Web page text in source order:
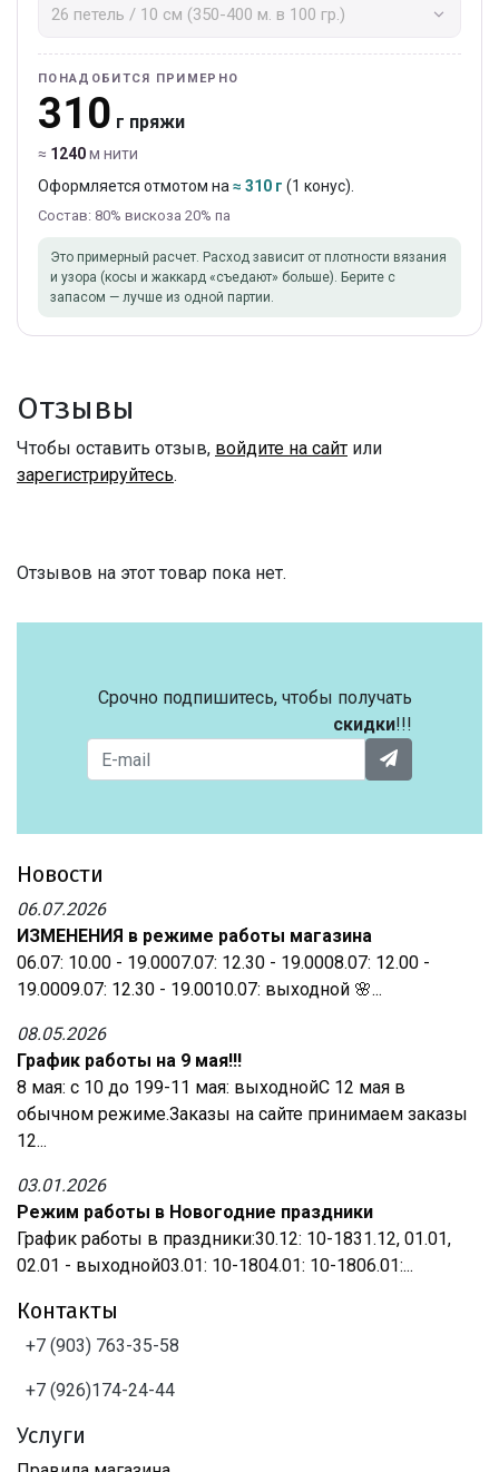
ПОНАДОБИТСЯ ПРИМЕРНО
310 г пряжи
≈ 1240м нити
Оформляется отмотом на≈ 310 г (1 конус).
Состав: 80% вискоза 20% па
Это примерный расчет. Расход зависит от плотности вязания
и узора (косы и жаккард «съедают» больше). Берите с
запасом — лучше из одной партии.
Отзывы
Чтобы оставить отзыв, войдите на сайт или
зарегистрируйтесь.
Отзывов на этот товар пока нет.
Срочно подпишитесь, чтобы получать
скидки!!!
Новости
06.07.2026
ИЗМЕНЕНИЯ в режиме работы магазина
06.07: 10.00 - 19.0007.07: 12.30 - 19.0008.07: 12.00 -
19.0009.07: 12.30 - 19.0010.07: выходной 🌸...
08.05.2026
График работы на 9 мая!!!
8 мая: с 10 до 199-11 мая: выходнойС 12 мая в
обычном режиме.Заказы на сайте принимаем заказы
12...
03.01.2026
Режим работы в Новогодние праздники
График работы в праздники:30.12: 10-1831.12, 01.01,
02.01 - выходной03.01: 10-1804.01: 10-1806.01:...
Контакты
+7 (903) 763-35-58
+7 (926)174-24-44
Услуги